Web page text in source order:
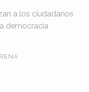
a los ciudadanos
democracia